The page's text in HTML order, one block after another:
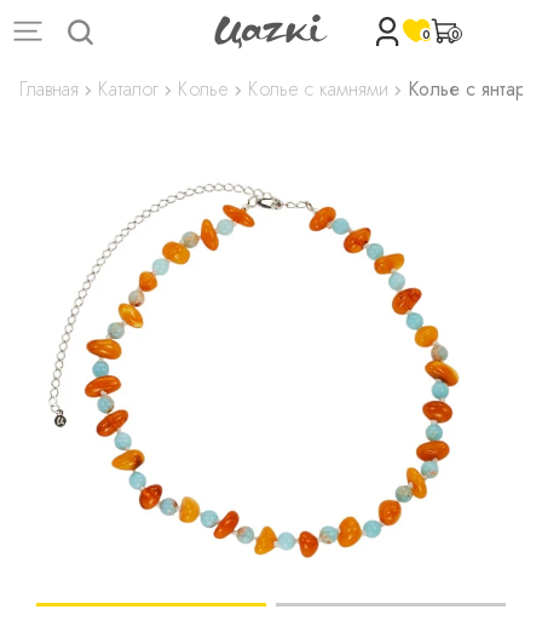
0 0
Главная Каталог Колье Колье с камнями Колье с